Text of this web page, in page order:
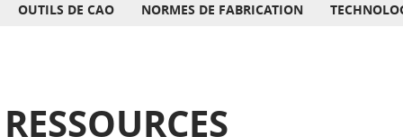
OUTILS DE CAO NORMES DE FABRICATION
RESSOURCES